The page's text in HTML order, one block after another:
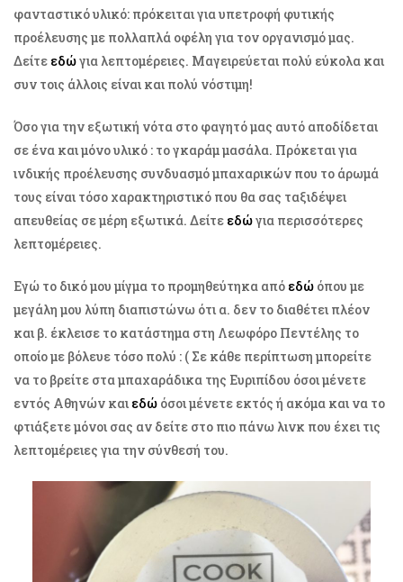
φανταστικό υλικό: πρόκειται για υπετροφή φυτικής
προέλευσης με πολλαπλά οφέλη για τον οργανισμό μας.
Δείτε εδώγια λεπτομέρειες. Μαγειρεύεται πολύ εύκολα και
συν τοις άλλοις είναι και πολύ νόστιμη!
Όσο για την εξωτική νότα στο φαγητό μας αυτό αποδίδεται
σε ένα και μόνο υλικό : το γκαράμ μασάλα. Πρόκεται για
ινδικής προέλευσης συνδυασμό μπαχαρικών που το άρωμά
τους είναι τόσο χαρακτηριστικό που θα σας ταξιδέψει
απευθείας σε μέρη εξωτικά. Δείτε εδώγια περισσότερες
λεπτομέρειες.
Εγώ το δικό μου μίγμα το προμηθεύτηκα από εδώ όπου με
μεγάλη μου λύπη διαπιστώνω ότι α. δεν το διαθέτει πλέον
και β. έκλεισε το κατάστημα στη Λεωφόρο Πεντέλης το
οποίο με βόλευε τόσο πολύ : ( Σε κάθε περίπτωση μπορείτε
να το βρείτε στα μπαχαράδικα της Ευριπίδου όσοι μένετε
εντός Αθηνών και εδώ όσοι μένετε εκτός ή ακόμα και να το
φτιάξετε μόνοι σας αν δείτε στο πιο πάνω λινκ που έχει τις
λεπτομέρειες για την σύνθεσή του.